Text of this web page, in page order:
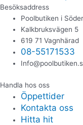
Besöksaddress
Poolbutiken i
Kalkbruksvägen 5
619 71 Vagnhärad
08-55171533
Handla hos oss
Öppettider
Kontakta oss
Hitta hit